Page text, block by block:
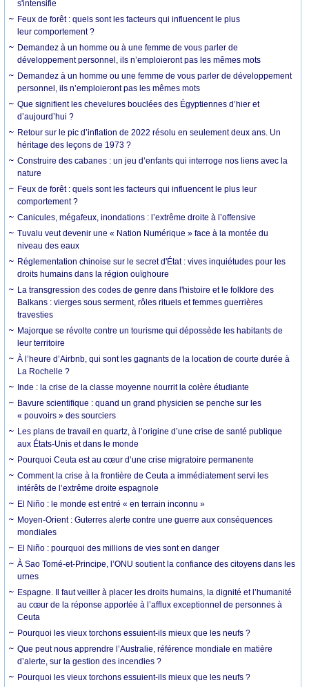
s'intensifie
Feux de forêt : quels sont les facteurs qui influencent le plus
leur comportement ?
Demandez à un homme ou à une femme de vous parler de
développement personnel, ils n’emploieront pas les mêmes mots
Demandez à un homme ou une femme de vous parler de développement
personnel, ils n’emploieront pas les mêmes mots
Que signifient les chevelures bouclées des Égyptiennes d’hier et
d’aujourd’hui ?
Retour sur le pic d’inflation de 2022 résolu en seulement deux ans. Un
héritage des leçons de 1973 ?
Construire des cabanes : un jeu d’enfants qui interroge nos liens avec la
nature
Feux de forêt : quels sont les facteurs qui influencent le plus leur
comportement ?
Canicules, mégafeux, inondations : l’extrême droite à l’offensive
Tuvalu veut devenir une « Nation Numérique » face à la montée du
niveau des eaux
Réglementation chinoise sur le secret d'État : vives inquiétudes pour les
droits humains dans la région ouïghoure
La transgression des codes de genre dans l'histoire et le folklore des
Balkans : vierges sous serment, rôles rituels et femmes guerrières
travesties
Majorque se révolte contre un tourisme qui dépossède les habitants de
leur territoire
À l’heure d’Airbnb, qui sont les gagnants de la location de courte durée à
La Rochelle ?
Inde : la crise de la classe moyenne nourrit la colère étudiante
Bavure scientifique : quand un grand physicien se penche sur les
« pouvoirs » des sourciers
Les plans de travail en quartz, à l’origine d’une crise de santé publique
aux États-Unis et dans le monde
Pourquoi Ceuta est au cœur d’une crise migratoire permanente
Comment la crise à la frontière de Ceuta a immédiatement servi les
intérêts de l’extrême droite espagnole
El Niño : le monde est entré « en terrain inconnu »
Moyen-Orient : Guterres alerte contre une guerre aux conséquences
mondiales
El Niño : pourquoi des millions de vies sont en danger
À Sao Tomé-et-Principe, l’ONU soutient la confiance des citoyens dans les
urnes
Espagne. Il faut veiller à placer les droits humains, la dignité et l’humanité
au cœur de la réponse apportée à l’afflux exceptionnel de personnes à
Ceuta
Pourquoi les vieux torchons essuient-ils mieux que les neufs ?
Que peut nous apprendre l’Australie, référence mondiale en matière
d’alerte, sur la gestion des incendies ?
Pourquoi les vieux torchons essuient-ils mieux que les neufs ?